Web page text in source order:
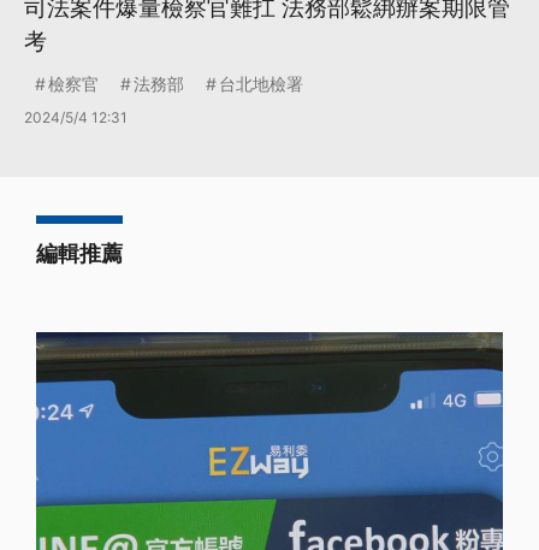
司法案件爆量檢察官難扛 法務部鬆綁辦案期限管
考
檢察官 法務部 台北地檢署
2024/5/4 12:31
編輯推薦